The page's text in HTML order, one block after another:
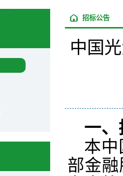
招标公告
中国
一
本
部金